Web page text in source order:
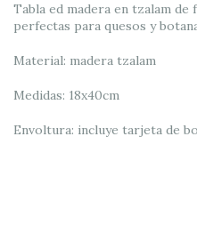
Tabla ed madera en tzalam
perfectas para quesos y
Material: madera tzalam
Medidas: 18x40cm
Envoltura: incluye tarjeta de